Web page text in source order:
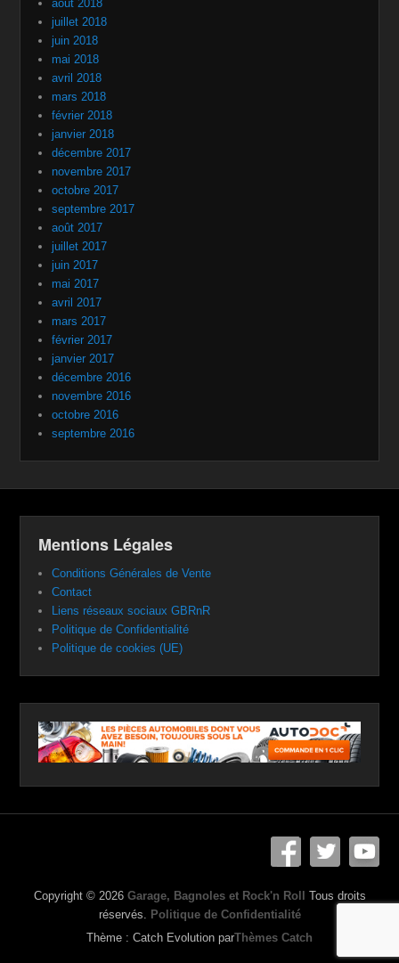
août 2018
juillet 2018
juin 2018
mai 2018
avril 2018
mars 2018
février 2018
janvier 2018
décembre 2017
novembre 2017
octobre 2017
septembre 2017
août 2017
juillet 2017
juin 2017
mai 2017
avril 2017
mars 2017
février 2017
janvier 2017
décembre 2016
novembre 2016
octobre 2016
septembre 2016
Mentions Légales
Conditions Générales de Vente
Contact
Liens réseaux sociaux GBRnR
Politique de Confidentialité
Politique de cookies (UE)
Copyright © 2026 Garage, Bagnoles et Rock'n Roll Tous droits
réservés. Politique de Confidentialité
Thème : Catch Evolution parThèmes Catch